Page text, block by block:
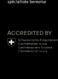
ACCREDITED BY